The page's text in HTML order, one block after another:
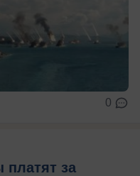
0
за